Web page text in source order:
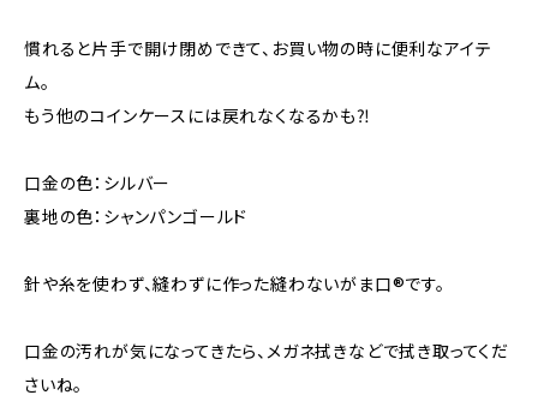
慣れると片手で開け閉めできて、お買い物の時に便利なアイテ
ム。
もう他のコインケースには戻れなくなるかも⁈
口金の色：シルバー
裏地の色：シャンパンゴールド
針や糸を使わず、縫わずに作った縫わないがま口®︎です。
口金の汚れが気になってきたら、メガネ拭きなどで拭き取ってくだ
さいね。